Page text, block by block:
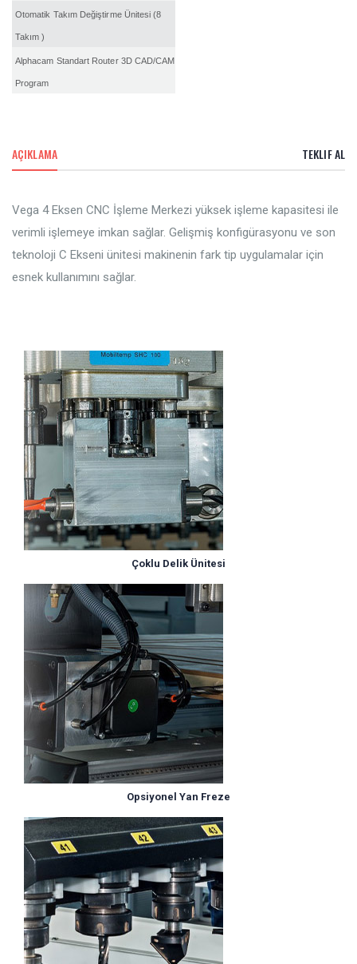
Otomatik Takım Değiştirme Ünitesi (8
Takım )
Alphacam Standart Router 3D CAD/CAM
Program
AÇIKLAMA TEKLIF AL
Vega 4 Eksen CNC İşleme Merkezi yüksek işleme kapasitesi ile
verimli işlemeye imkan sağlar. Gelişmiş konfigürasyonu ve son
teknoloji C Ekseni ünitesi makinenin fark tip uygulamalar için
esnek kullanımını sağlar.
Çoklu Delik Ünitesi
Opsiyonel Yan Freze